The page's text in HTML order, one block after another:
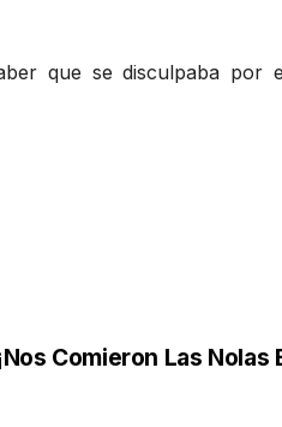
que se disculpaba por
Comieron Las